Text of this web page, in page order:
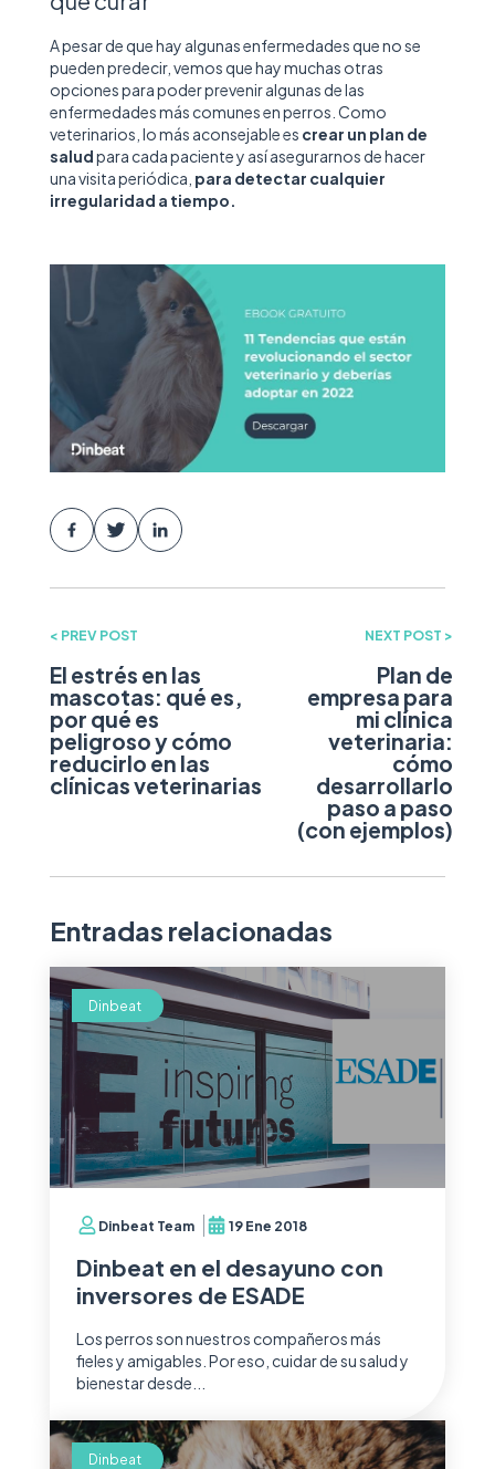
A pesar de que hay algunas enfermedades que no se
pueden predecir, vemos que hay muchas otras
opciones para poder prevenir algunas de las
enfermedades más comunes en perros. Como
veterinarios, lo más aconsejable es crear un plan de
saludpara cada paciente y así asegurarnos de hacer
una visita periódica, para detectar cualquier
irregularidad a tiempo.
< PREV POST
El estrés en las
mascotas: qué es,
por qué es
peligroso y cómo
reducirlo en las
clínicas veterinarias
NEXT POST >
Plan de
empresa para
mi clínica
veterinaria:
cómo
desarrollarlo
paso a paso
(con ejemplos)
Entradas relacionadas
Dinbeat Team 19 Ene 2018
Dinbeat en el desayuno con
inversores de ESADE
Los perros son nuestros compañeros más
fieles y amigables. Por eso, cuidar de su salud y
bienestar desde...
Dinbeat
Dinbeat